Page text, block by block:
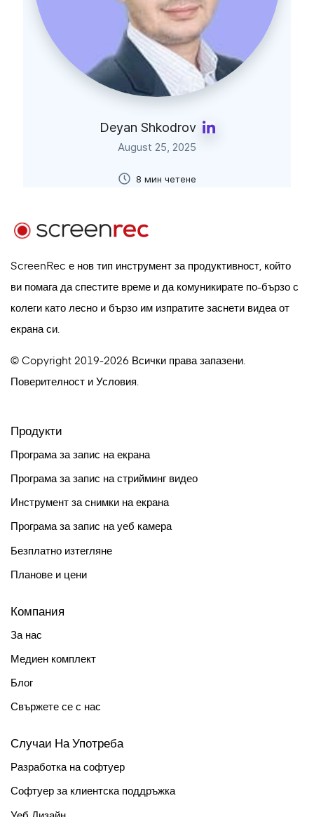
Deyan Shkodrov
August 25, 2025
8 мин четене
ScreenRec е нов тип инструмент за продуктивност, който
ви помага да спестите време и да комуникирате по-бързо с
колеги като лесно и бързо им изпратите заснети видеа от
екрана си.
© Copyright 2019-2026 Всички права запазени.
Поверителност иУсловия
Продукти
Програма за запис на екрана
Програма за запис на стрийминг видео
Инструмент за снимки на екрана
Програма за запис на уеб камера
Безплатно изтегляне
Планове и цени
Компания
За нас
Медиен комплект
Блог
Свържете се с нас
Случаи На Употреба
Разработка на софтуер
Софтуер за клиентска поддръжка